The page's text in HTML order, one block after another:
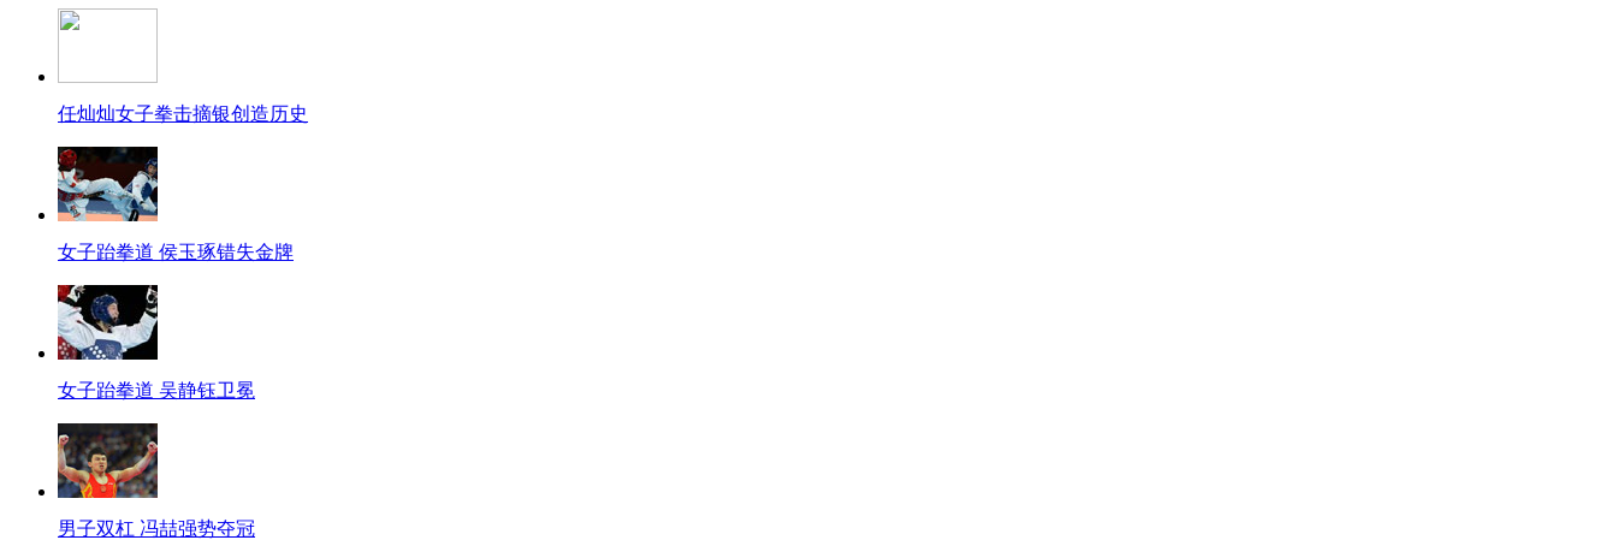
任灿灿女子拳击摘银创造历史
女子跆拳道 侯玉琢错失金牌
女子跆拳道 吴静钰卫冕
男子双杠 冯喆强势夺冠